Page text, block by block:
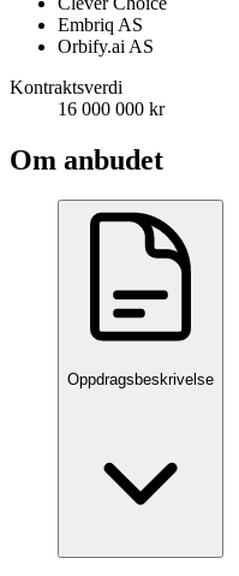
Embriq AS
Orbify.ai AS
Kontraktsverdi
16 000 000 kr
Om anbudet
Oppdragsbeskrivelse